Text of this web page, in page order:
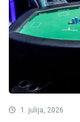
1. julija, 2026